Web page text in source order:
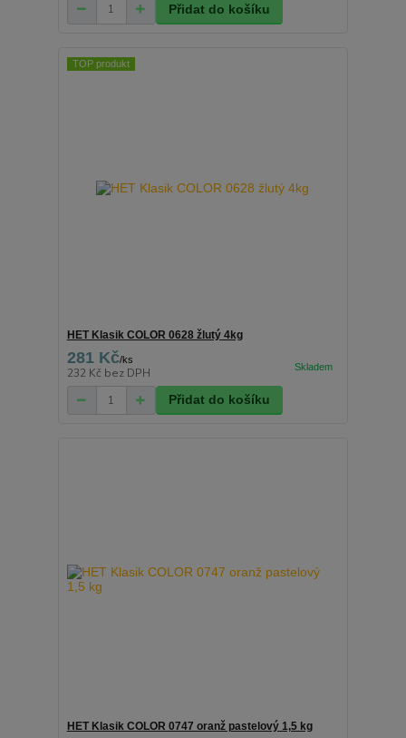
Přidat do košíku
TOP produkt
HET Klasik COLOR 0628 žlutý 4kg
281 Kč/ks
232 Kč bez DPH
Přidat do košíku
HET Klasik COLOR 0747 oranž pastelový 1,5 kg